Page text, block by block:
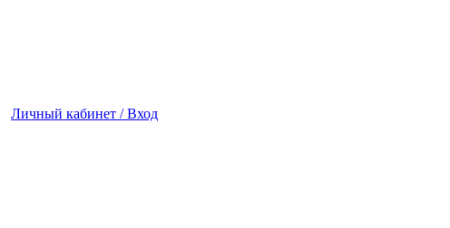
Личный кабинет / Вход